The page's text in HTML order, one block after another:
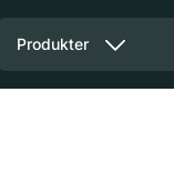
Produkter